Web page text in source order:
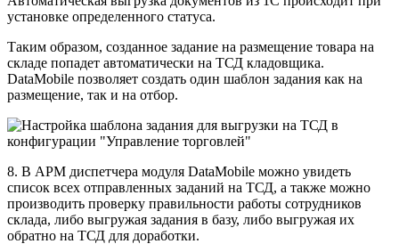
установке определенного статуса.
Таким образом, созданное задание на размещение товара на
складе попадет автоматически на ТСД кладовщика.
DataMobile позволяет создать один шаблон задания как на
размещение, так и на отбор.
8. В АРМ диспетчера модуля DataMobile можно увидеть
список всех отправленных заданий на ТСД, а также можно
производить проверку правильности работы сотрудников
склада, либо выгружая задания в базу, либо выгружая их
обратно на ТСД для доработки.